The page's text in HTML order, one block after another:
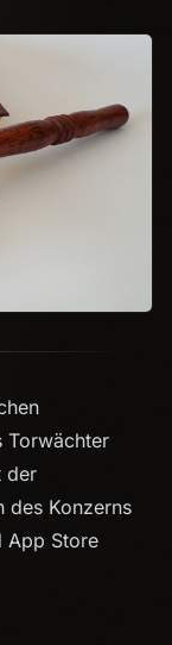
Torwächter
der
des Konzerns
App Store